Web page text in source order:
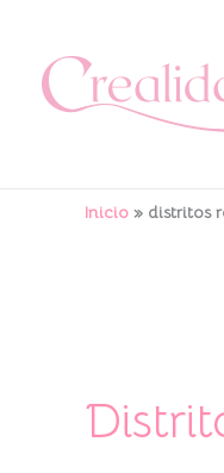
contenido
Inicio distritos